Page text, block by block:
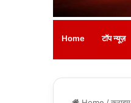
Home टॉप न्यूज़